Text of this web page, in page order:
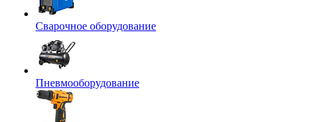
Сварочное оборудование
Пневмооборудование